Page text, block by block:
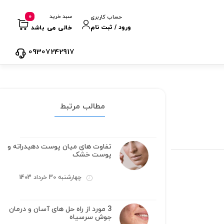
حساب کاربری
ورود / ثبت نام
سبد خرید
خالی می باشد
0
09307242917
مطالب مرتبط
تفاوت های میان پوست دهیدراته و
پوست خشک
چهارشنبه 30 خرداد 1403
3 مورد از راه حل های آسان و درمان
جوش سرسیاه